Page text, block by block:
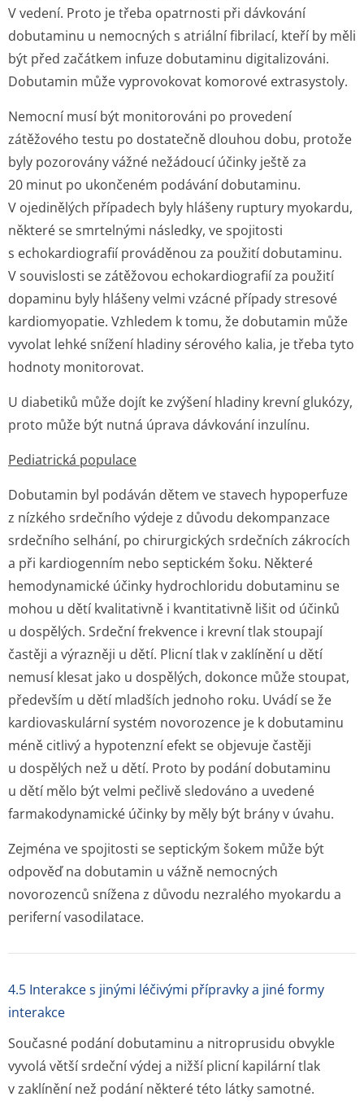
V vedení. Proto je třeba opatrnosti při dávkování
dobutaminu u nemocných s atriální fibrilací, kteří by měli
být před začátkem infuze dobutaminu digitalizováni.
Dobutamin může vyprovokovat komorové extrasystoly.
Nemocní musí být monitorováni po provedení
zátěžového testu po dostatečně dlouhou dobu, protože
byly pozorovány vážné nežádoucí účinky ještě za
20 minut po ukončeném podávání dobutaminu.
V ojedinělých případech byly hlášeny ruptury myokardu,
některé se smrtelnými následky, ve spojitosti
s echokardiografií prováděnou za použití dobutaminu.
V souvislosti se zátěžovou echokardiografií za použití
dopaminu byly hlášeny velmi vzácné případy stresové
kardiomyopatie. Vzhledem k tomu, že dobutamin může
vyvolat lehké snížení hladiny sérového kalia, je třeba tyto
hodnoty monitorovat.
U diabetiků může dojít ke zvýšení hladiny krevní glukózy,
proto může být nutná úprava dávkování inzulínu.
Pediatrická populace
Dobutamin byl podáván dětem ve stavech hypoperfuze
z nízkého srdečního výdeje z důvodu dekompanzace
srdečního selhání, po chirurgických srdečních zákrocích
a při kardiogenním nebo septickém šoku. Některé
hemodynamické účinky hydrochloridu dobutaminu se
mohou u dětí kvalitativně i kvantitativně lišit od účinků
u dospělých. Srdeční frekvence i krevní tlak stoupají
častěji a výrazněji u dětí. Plicní tlak v zaklínění u dětí
nemusí klesat jako u dospělých, dokonce může stoupat,
především u dětí mladších jednoho roku. Uvádí se že
kardiovaskulární systém novorozence je k dobutaminu
méně citlivý a hypotenzní efekt se objevuje častěji
u dospělých než u dětí. Proto by podání dobutaminu
u dětí mělo být velmi pečlivě sledováno a uvedené
farmakodynamické účinky by měly být brány v úvahu.
Zejména ve spojitosti se septickým šokem může být
odpověď na dobutamin u vážně nemocných
novorozenců snížena z důvodu nezralého myokardu a
periferní vasodilatace.
4.5 Interakce s jinými léčivými přípravky a jiné formy
interakce
Současné podání dobutaminu a nitroprusidu obvykle
vyvolá větší srdeční výdej a nižší plicní kapilární tlak
v zaklínění než podání některé této látky samotné.